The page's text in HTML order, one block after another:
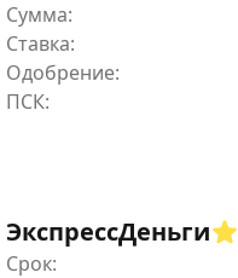
Сумма:
Ставка:
Одобрение:
ЭкспрессДеньги
Срок: